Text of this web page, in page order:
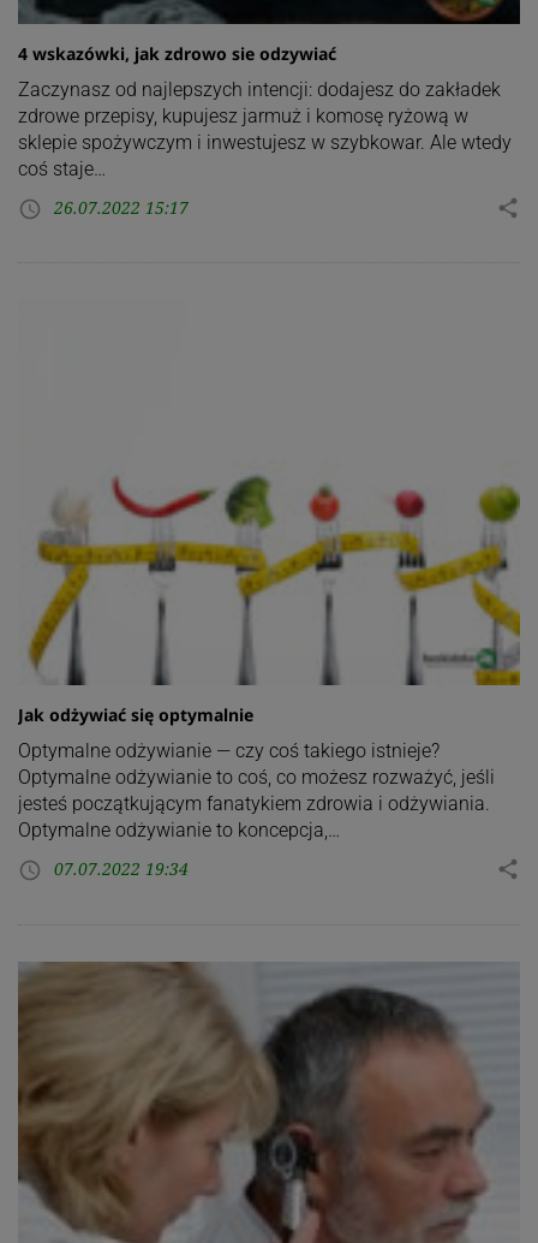
4 wskazówki, jak zdrowo sie odzywiać
Zaczynasz od najlepszych intencji: dodajesz do zakładek
zdrowe przepisy, kupujesz jarmuż i komosę ryżową w
sklepie spożywczym i inwestujesz w szybkowar. Ale wtedy
coś staje…
access_time 26.07.2022 15:17 share
Jak odżywiać się optymalnie
Optymalne odżywianie — czy coś takiego istnieje?
Optymalne odżywianie to coś, co możesz rozważyć, jeśli
jesteś początkującym fanatykiem zdrowia i odżywiania.
Optymalne odżywianie to koncepcja,…
access_time 07.07.2022 19:34 share